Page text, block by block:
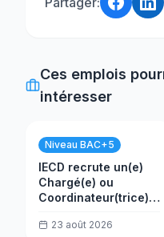
Ces emplois
intéresser
Niveau BAC+5
IECD recrute un(e)
Chargé(e) ou
Coordinateur(trice)
Partenariats
23 août 2026